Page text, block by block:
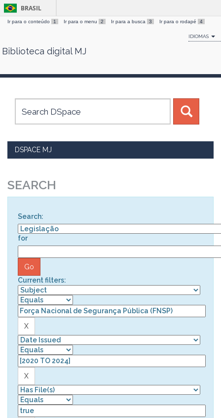
Skip
BRASIL
Ir para o conteúdo 1 Ir para o menu 2 Ir para a busca 3 Ir para o rodapé 4
IDIOMAS
Biblioteca digital MJ
DSPACE MJ
SEARCH
Search:
for
Current filters: